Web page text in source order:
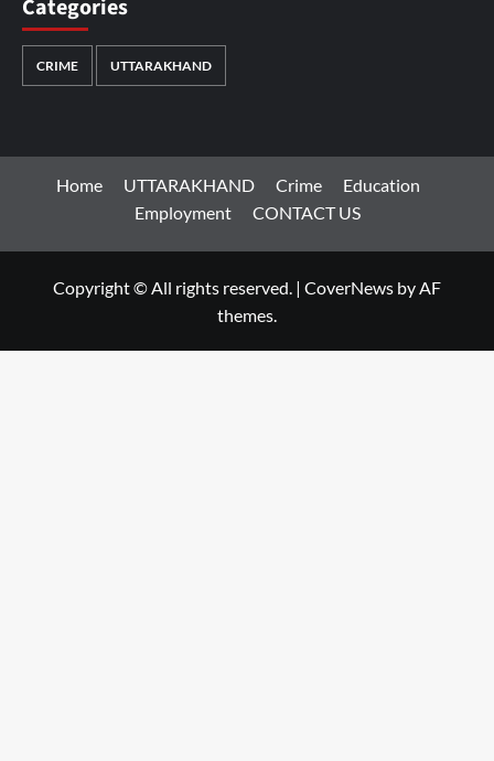
Categories
CRIME UTTARAKHAND
Home UTTARAKHAND Crime
Education
Employment
CONTACT US
Copyright © All rights reserved. | CoverNews by AF
themes.